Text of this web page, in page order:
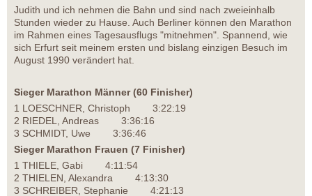
Judith und ich nehmen die Bahn und sind nach zweieinhalb
Stunden wieder zu Hause. Auch Berliner können den Marathon
im Rahmen eines Tagesausflugs "mitnehmen". Spannend, wie
sich Erfurt seit meinem ersten und bislang einzigen Besuch im
August 1990 verändert hat.
Sieger Marathon Männer (60 Finisher)
1 LOESCHNER, Christoph 3:22:19
2 RIEDEL, Andreas 3:36:16
3 SCHMIDT, Uwe 3:36:46
Sieger Marathon Frauen (7 Finisher)
1 THIELE, Gabi 4:11:54
2 THIELEN, Alexandra 4:13:30
3 SCHREIBER, Stephanie 4:21:13